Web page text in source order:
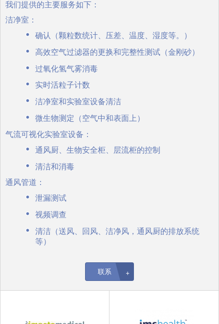
我们提供的主要服务如下：
洁净室：
确认（颗粒数统计、压差、温度、湿度等。）
高效空气过滤器的更换和完整性测试（金刚砂）
过氧化氢气雾消毒
实时活粒子计数
洁净室和实验室设备清洁
微生物测定（空气中和表面上）
气流可视化实验室设备：
通风厨、生物安全柜、层流柜的控制
清洁和消毒
通风管道：
泄漏测试
视频调查
清洁（送风、回风、洁净风，通风厨的排放系统
等）
联系